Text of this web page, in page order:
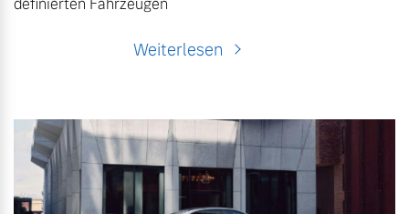
definierten Fahrzeugen
Weiterlesen